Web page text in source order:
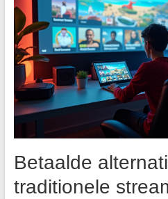
Betaalde
traditionele